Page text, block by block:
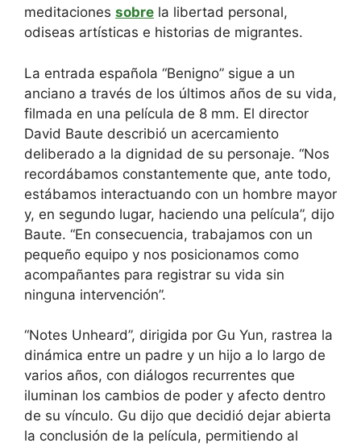
meditaciones sobre la libertad personal,
odiseas artísticas e historias de migrantes.
La entrada española “Benigno” sigue a un
anciano a través de los últimos años de su vida,
filmada en una película de 8 mm. El director
David Baute describió un acercamiento
deliberado a la dignidad de su personaje. “Nos
recordábamos constantemente que, ante todo,
estábamos interactuando con un hombre mayor
y, en segundo lugar, haciendo una película”, dijo
Baute. “En consecuencia, trabajamos con un
pequeño equipo y nos posicionamos como
acompañantes para registrar su vida sin
ninguna intervención”.
“Notes Unheard”, dirigida por Gu Yun, rastrea la
dinámica entre un padre y un hijo a lo largo de
varios años, con diálogos recurrentes que
iluminan los cambios de poder y afecto dentro
de su vínculo. Gu dijo que decidió dejar abierta
la conclusión de la película, permitiendo al